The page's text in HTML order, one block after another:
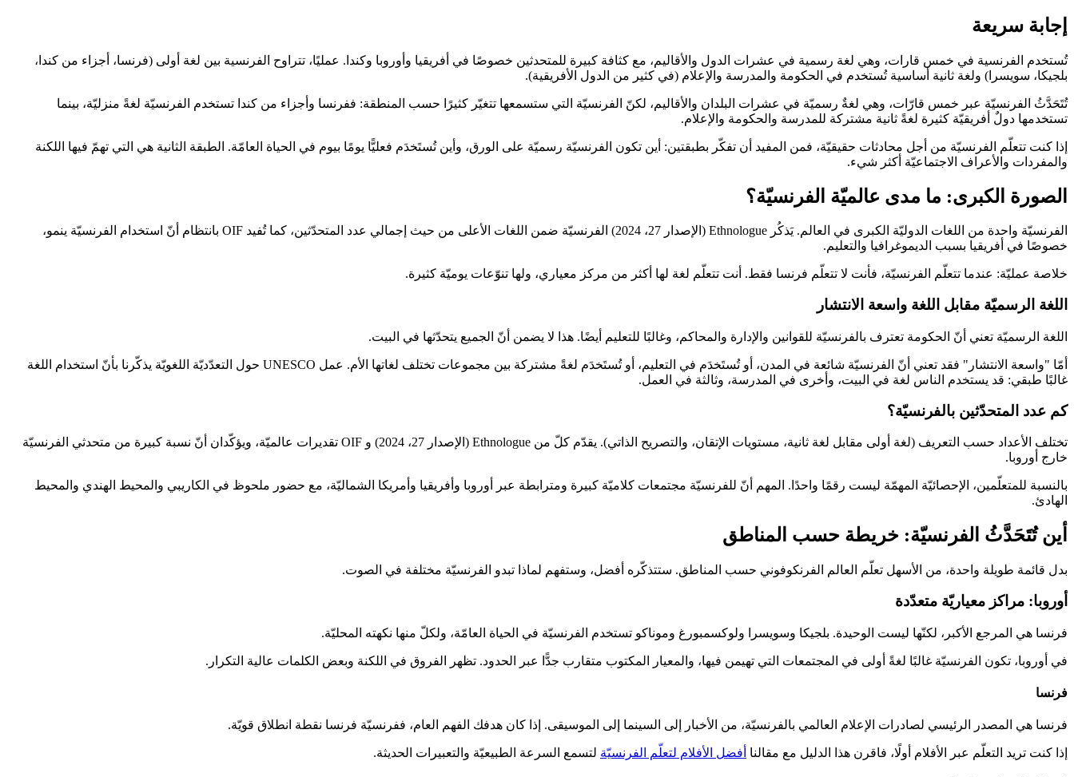
إجابة سريعة
تُستخدم الفرنسية في خمس قارات، وهي لغة رسمية في عشرات الدول والأقاليم، مع كثافة كبيرة للمتحدثين خصوصًا في أفريقيا وأوروبا وكندا. عمليًا، تتراوح الفرنسية بين لغة أولى (فرنسا، أجزاء من كندا،
بلجيكا، سويسرا) ولغة ثانية أساسية تُستخدم في الحكومة والمدرسة والإعلام (في كثير من الدول الأفريقية).
تُتَحَدَّثُ الفرنسيّة عبر خمس قارّات، وهي لغةٌ رسميّة في عشرات البلدان والأقاليم، لكنّ الفرنسيّة التي ستسمعها تتغيّر كثيرًا حسب المنطقة: ففرنسا وأجزاء من كندا تستخدم الفرنسيّة لغةً منزليّة، بينما
تستخدمها دولٌ أفريقيّة كثيرة لغةً ثانية مشتركة للمدرسة والحكومة والإعلام.
إذا كنت تتعلّم الفرنسيّة من أجل محادثات حقيقيّة، فمن المفيد أن تفكّر بطبقتين: أين تكون الفرنسيّة رسميّة على الورق، وأين تُستَخدَم فعليًّا يومًا بيوم في الحياة العامّة. الطبقة الثانية هي التي تهمّ فيها اللكنة
والمفردات والأعراف الاجتماعيّة أكثر شيء.
الصورة الكبرى: ما مدى عالميّة الفرنسيّة؟
الفرنسيّة واحدة من اللغات الدوليّة الكبرى في العالم. يَذكُر Ethnologue (الإصدار 27، 2024) الفرنسيّة ضمن اللغات الأعلى من حيث إجمالي عدد المتحدّثين، كما تُفيد OIF بانتظام أنّ استخدام الفرنسيّة ينمو،
خصوصًا في أفريقيا بسبب الديموغرافيا والتعليم.
خلاصة عمليّة: عندما تتعلّم الفرنسيّة، فأنت لا تتعلّم فرنسا فقط. أنت تتعلّم لغة لها أكثر من مركز معياري، ولها تنوّعات يوميّة كثيرة.
اللغة الرسميّة مقابل اللغة واسعة الانتشار
اللغة الرسميّة تعني أنّ الحكومة تعترف بالفرنسيّة للقوانين والإدارة والمحاكم، وغالبًا للتعليم أيضًا. هذا لا يضمن أنّ الجميع يتحدّثها في البيت.
أمّا "واسعة الانتشار" فقد تعني أنّ الفرنسيّة شائعة في المدن، أو تُستَخدَم في التعليم، أو تُستَخدَم لغةً مشتركة بين مجموعات تختلف لغاتها الأم. عمل UNESCO حول التعدّديّة اللغويّة يذكّرنا بأنّ استخدام اللغة
غالبًا طبقي: قد يستخدم الناس لغة في البيت، وأخرى في المدرسة، وثالثة في العمل.
كم عدد المتحدّثين بالفرنسيّة؟
تختلف الأعداد حسب التعريف (لغة أولى مقابل لغة ثانية، مستويات الإتقان، والتصريح الذاتي). يقدّم كلّ من Ethnologue (الإصدار 27، 2024) و OIF تقديرات عالميّة، ويؤكّدان أنّ نسبة كبيرة من متحدثي الفرنسيّة
خارج أوروبا.
بالنسبة للمتعلّمين، الإحصائيّة المهمّة ليست رقمًا واحدًا. المهم أنّ للفرنسيّة مجتمعات كلاميّة كبيرة ومترابطة عبر أوروبا وأفريقيا وأمريكا الشماليّة، مع حضور ملحوظ في الكاريبي والمحيط الهندي والمحيط
الهادئ.
أين تُتَحَدَّثُ الفرنسيّة: خريطة حسب المناطق
بدل قائمة طويلة واحدة، من الأسهل تعلّم العالم الفرنكوفوني حسب المناطق. ستتذكّره أفضل، وستفهم لماذا تبدو الفرنسيّة مختلفة في الصوت.
أوروبا: مراكز معياريّة متعدّدة
فرنسا هي المرجع الأكبر، لكنّها ليست الوحيدة. بلجيكا وسويسرا ولوكسمبورغ وموناكو تستخدم الفرنسيّة في الحياة العامّة، ولكلّ منها نكهته المحليّة.
في أوروبا، تكون الفرنسيّة غالبًا لغةً أولى في المجتمعات التي تهيمن فيها، والمعيار المكتوب متقارب جدًّا عبر الحدود. تظهر الفروق في اللكنة وبعض الكلمات عالية التكرار.
فرنسا
فرنسا هي المصدر الرئيسي لصادرات الإعلام العالمي بالفرنسيّة، من الأخبار إلى السينما إلى الموسيقى. إذا كان هدفك الفهم العام، ففرنسيّة فرنسا نقطة انطلاق قويّة.
إذا كنت تريد التعلّم عبر الأفلام أولًا، فاقرن هذا الدليل مع مقالنا أفضل الأفلام لتعلّم الفرنسيّة لتسمع السرعة الطبيعيّة والتعبيرات الحديثة.